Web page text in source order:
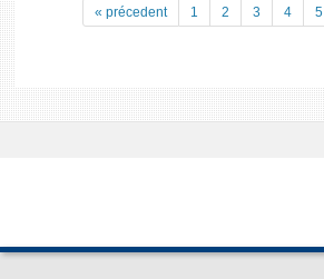
« précedent 1 2 3 4 5